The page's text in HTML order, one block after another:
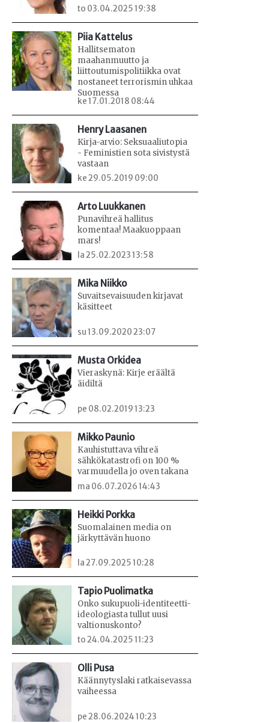
to 03.04.2025 19:38
Piia Kattelus
Hallitsematon
maahanmuutto ja
liittoutumispolitiikka ovat
nostaneet terrorismin uhkaa
Suomessa
ke 17.01.2018 08:44
Henry Laasanen
Kirja-arvio: Seksuaaliutopia
- Feministien sota sivistystä
vastaan
ke 29.05.2019 09:00
Arto Luukkanen
Punavihreä hallitus
komentaa! Maakuoppaan
mars!
la 25.02.2023 13:58
Mika Niikko
Suvaitsevaisuuden kirjavat
käsitteet
su 13.09.2020 23:07
Musta Orkidea
Vieraskynä: Kirje eräältä
äidiltä
pe 08.02.2019 13:23
Mikko Paunio
Kauhistuttava vihreä
sähkökatastrofi on 100 %
varmuudella jo oven takana
ma 06.07.2026 14:43
Heikki Porkka
Suomalainen media on
järkyttävän huono
la 27.09.2025 10:28
Tapio Puolimatka
Onko sukupuoli-identiteetti-
ideologiasta tullut uusi
valtionuskonto?
to 24.04.2025 11:23
Olli Pusa
Käännytyslaki ratkaisevassa
vaiheessa
pe 28.06.2024 10:23